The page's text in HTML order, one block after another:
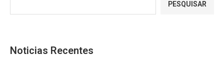
PESQUISAR
Noticias Recentes